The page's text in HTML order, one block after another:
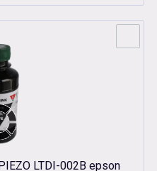
LTDI-002B epson